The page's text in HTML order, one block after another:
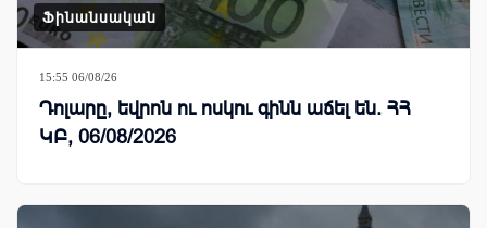
Ֆինանսական
15:55 06/08/26
Դոլարը, եվրոն ու ոսկու գինն աճել են. ՀՀ
ԿԲ, 06/08/2026